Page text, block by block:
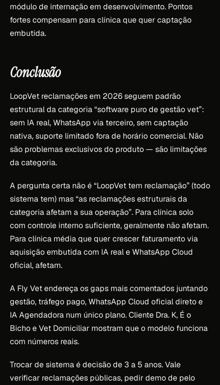
módulo de internação em desenvolvimento. Pontos
fortes compensam para clínica que quer captação
embutida.
Conclusão
LoopVet reclamações em 2026 seguem padrão
estrutural da categoria “software puro de gestão vet”:
sem IA real, WhatsApp via terceiro, sem captação
nativa, suporte limitado fora de horário comercial. Não
são problemas exclusivos do produto — são limitações
da categoria.
A pergunta certa não é “LoopVet tem reclamação” (todo
sistema tem) mas “as reclamações estruturais da
categoria afetam a sua operação”. Para clínica solo
com controle interno suficiente, geralmente não afetam.
Para clínica média que quer crescer faturamento via
aquisição embutida com IA real e WhatsApp Cloud
oficial, afetam.
A Fly Vet endereça os gaps mais comentados juntando
gestão, tráfego pago, WhatsApp Cloud oficial direto e
IA Agendadora num único plano. Cliente Dra. K, É o
Bicho e Vet Domiciliar mostram que o modelo funciona
com números reais.
Trocar de sistema é decisão de 3 a 5 anos. Vale
verificar reclamações públicas, pedir demo de pelo